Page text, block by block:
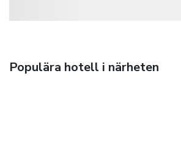
Populära hotell i närheten